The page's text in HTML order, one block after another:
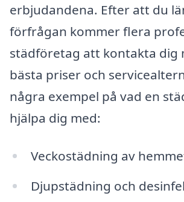
erbjudandena. Efter att du
förfrågan kommer flera
städföretag att kontakta dig
bästa priser och
några exempel på vad en
hjälpa dig med:
Veckostädning av
Djupstädning och